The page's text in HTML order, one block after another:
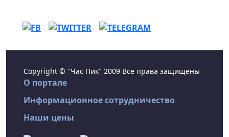
Copyright © "Час Пик" 2009 Все права защищены
О портале
Информационное сотрудничество
Наши цены